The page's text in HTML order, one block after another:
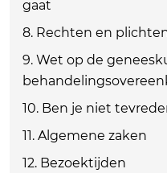
gaat
8. Rechten en
9. Wet op de
10. Ben je niet
11. Algemene zaken
12. Bezoektijden